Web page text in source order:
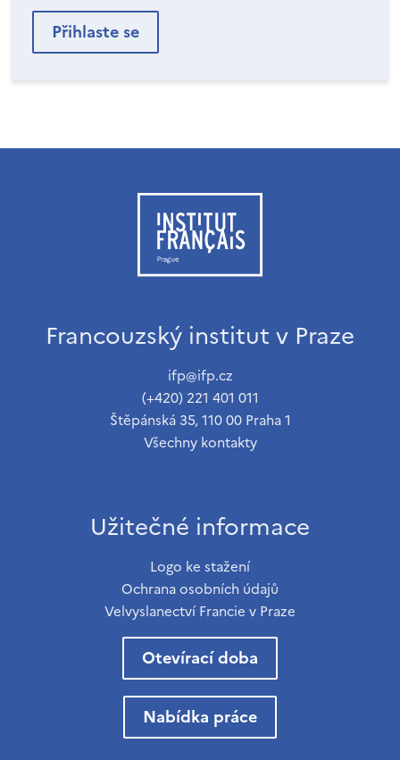
Francouzský institut v Praze
ifp@ifp.cz
(+420) 221 401 011
Štěpánská 35, 110 00 Praha 1
Všechny kontakty
Užitečné informace
Logo ke stažení
Ochrana osobních údajů
Velvyslanectví Francie v Praze
Otevírací doba
Nabídka práce